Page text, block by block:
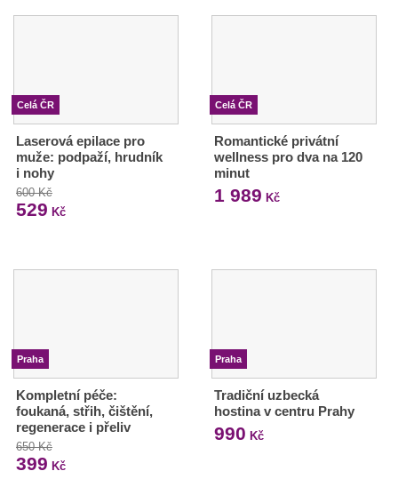
Celá ČR
Laserová epilace pro
muže: podpaží, hrudník
i nohy
600 Kč
529 Kč
Celá ČR
Romantické privátní
wellness pro dva na 120
minut
1 989 Kč
Praha
Kompletní péče:
foukaná, střih, čištění,
regenerace i přeliv
650 Kč
399 Kč
Praha
Tradiční uzbecká
hostina v centru Prahy
990 Kč